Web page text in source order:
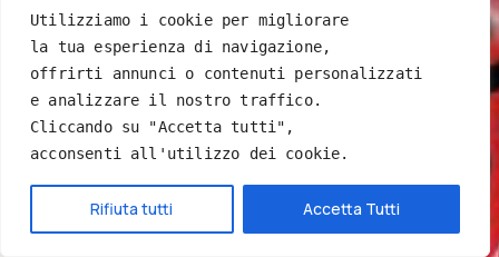
Utilizziamo i cookie per migliorare
la tua esperienza di navigazione,
offrirti annunci o contenuti personalizzati
e analizzare il nostro traffico.
Cliccando su "Accetta tutti",
acconsenti all'utilizzo dei cookie.
Rifiuta tutti Accetta Tutti
Hai bisogno di aiuto?